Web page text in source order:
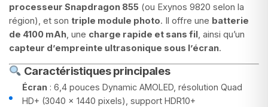
processeur Snapdragon 855 (ou Exynos 9820 selon la
région), et son triple module photo. Il offre une batterie
de 4100 mAh, une charge rapide et sans fil , ainsi qu’un
capteur d’empreinte ultrasonique sous l’écran.
Caractéristiques principales
Écran : 6,4 pouces Dynamic AMOLED, résolution Quad
HD+ (3040 x 1440 pixels), support HDR10+